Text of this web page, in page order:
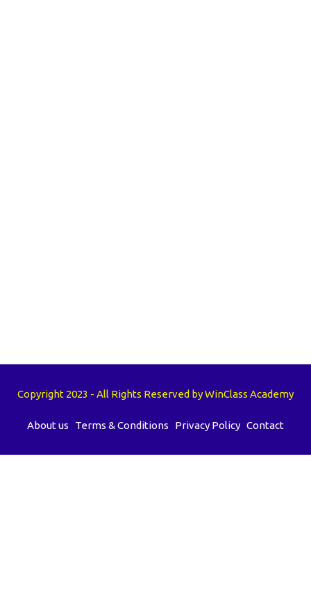
Copyright 2023 - All Rights Reserved by WinClass Academy
About us Terms & Conditions Privacy Policy Contact